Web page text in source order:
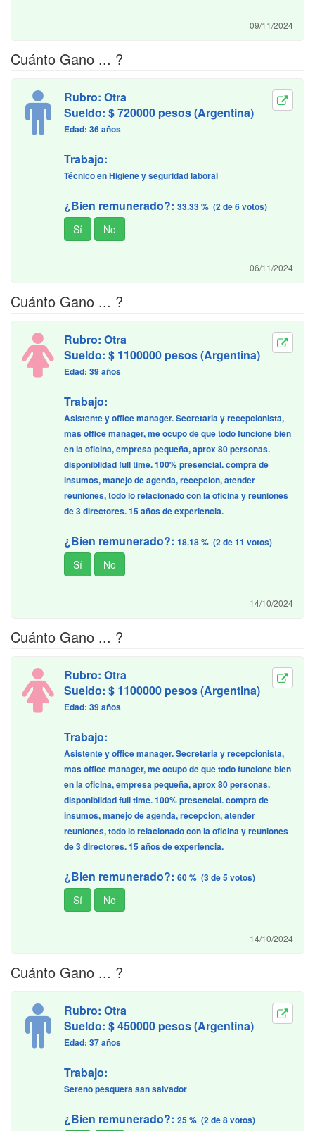
09/11/2024
Cuánto Gano ... ?
Rubro: Otra
Sueldo: $ 720000 pesos (Argentina)
Edad: 36 años
Trabajo:
Técnico en Higiene y seguridad laboral
¿Bien remunerado?: 33.33 % (2 de 6 votos)
06/11/2024
Cuánto Gano ... ?
Rubro: Otra
Sueldo: $ 1100000 pesos (Argentina)
Edad: 39 años
Trabajo:
Asistente y office manager. Secretaria y recepcionista,
mas office manager, me ocupo de que todo funcione bien
en la oficina, empresa pequeña, aprox 80 personas.
disponiblidad full time. 100% presencial. compra de
insumos, manejo de agenda, recepcion, atender
reuniones, todo lo relacionado con la oficina y reuniones
de 3 directores. 15 años de experiencia.
¿Bien remunerado?: 18.18 % (2 de 11 votos)
14/10/2024
Cuánto Gano ... ?
Rubro: Otra
Sueldo: $ 1100000 pesos (Argentina)
Edad: 39 años
Trabajo:
Asistente y office manager. Secretaria y recepcionista,
mas office manager, me ocupo de que todo funcione bien
en la oficina, empresa pequeña, aprox 80 personas.
disponiblidad full time. 100% presencial. compra de
insumos, manejo de agenda, recepcion, atender
reuniones, todo lo relacionado con la oficina y reuniones
de 3 directores. 15 años de experiencia.
¿Bien remunerado?: 60 % (3 de 5 votos)
14/10/2024
Cuánto Gano ... ?
Rubro: Otra
Sueldo: $ 450000 pesos (Argentina)
Edad: 37 años
Trabajo:
Sereno pesquera san salvador
¿Bien remunerado?: 25 % (2 de 8 votos)